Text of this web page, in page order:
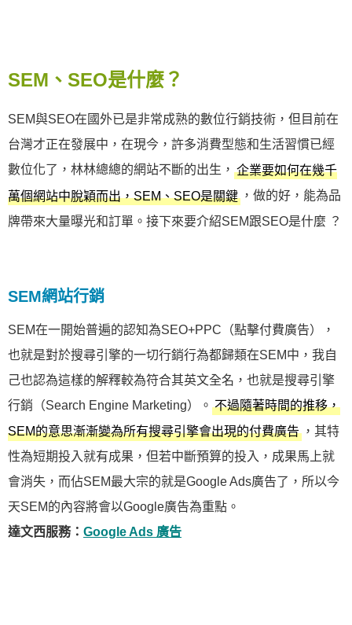
SEM、SEO是什麼？
SEM與SEO在國外已是非常成熟的數位行銷技術，但目前在
台灣才正在發展中，在現今，許多消費型態和生活習慣已經
數位化了，林林總總的網站不斷的出生， 企業要如何在幾千
萬個網站中脫穎而出，SEM、SEO是關鍵 ，做的好，能為品
牌帶來大量曝光和訂單。接下來要介紹SEM跟SEO是什麼 ？
SEM網站行銷
SEM在一開始普遍的認知為SEO+PPC（點擊付費廣告），
也就是對於搜尋引擎的一切行銷行為都歸類在SEM中，我自
己也認為這樣的解釋較為符合其英文全名，也就是搜尋引擎
行銷（Search Engine Marketing）。 不過隨著時間的推移，
SEM的意思漸漸變為所有搜尋引擎會出現的付費廣告 ，其特
性為短期投入就有成果，但若中斷預算的投入，成果馬上就
會消失，而佔SEM最大宗的就是Google Ads廣告了，所以今
天SEM的內容將會以Google廣告為重點。
達文西服務： Google Ads 廣告